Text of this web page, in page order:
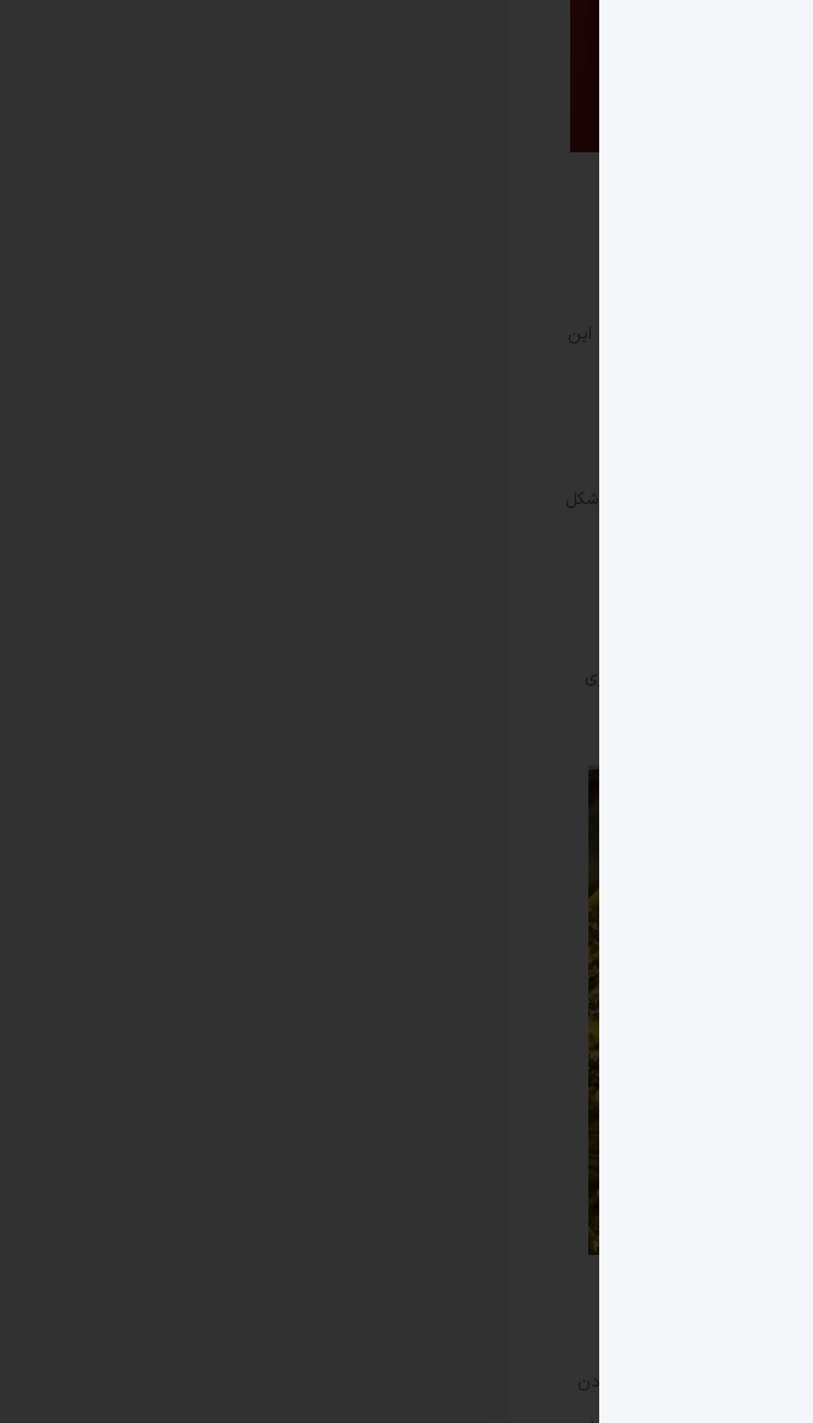
لپه ها را تمیز کرده و در ظرف مناسبی بریزید. مقداری آب ولرم به لپه ها اضافه کنید و حدود 2 تا 3 ساعت در آب خیس کنید. این
لپه ها باید نیم پز شوند تا شکل
دارید، پیازها را با مقداری
تغییر کند. بعد از تفت دادن